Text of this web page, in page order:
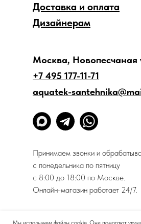
Мы используем файлы cookie. Они помогают
Дизайнерам
Доставка и оплата
Политика конфиденциальности
Москва, Новопесчаная
+7 495 177-11-71
aquatek-
Принимаем звонки и
с понедельника по пятницу
с 8:00 до 18:00 по Москве.
Онлайн-магазин работает 24/7.